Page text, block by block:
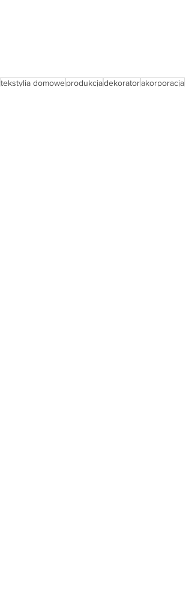
tekstylia domoweprodukcjadekoratorakorporacja